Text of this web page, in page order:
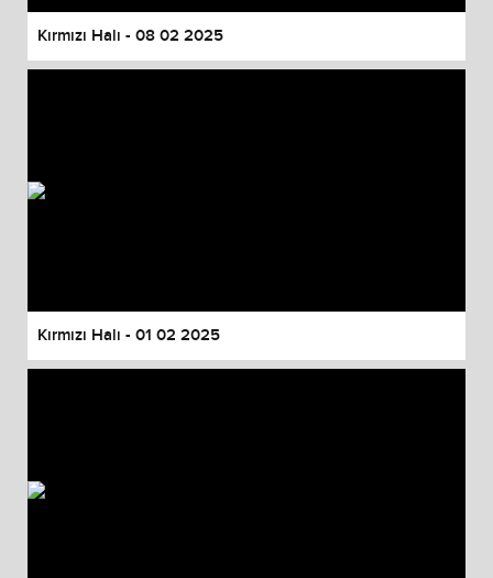
Kırmızı Halı - 08 02 2025
Kırmızı Halı - 01 02 2025